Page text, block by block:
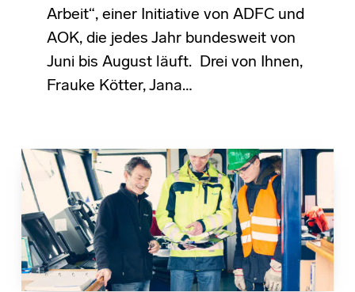
Arbeit“, einer Initiative von ADFC und
AOK, die jedes Jahr bundesweit von
Juni bis August läuft. Drei von Ihnen,
Frauke Kötter, Jana…